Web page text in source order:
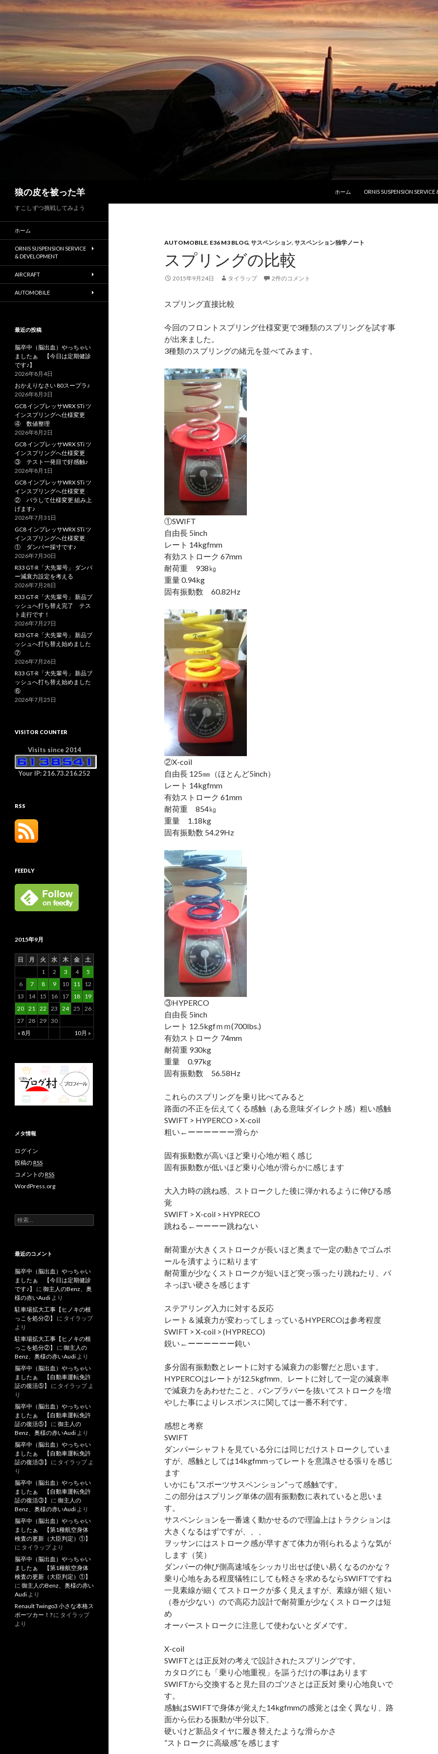
狼の皮を被った羊
ホーム
ORNIS SUSPENSION
AUTOMOBILE, E36 M3 BLOG, サスペンション, サスペンション独学ノート
スプリングの比較
2015年9月24日 タイラップ 2件のコメント
スプリング直接比較
今回のフロントスプリング仕様変更で3種類のスプリングを試す事
が出来ました。
3種類のスプリングの緒元を並べてみます。
①SWIFT
自由長 5inch
レート 14kgfmm
有効ストローク 67mm
耐荷重 938㎏
重量 0.94kg
固有振動数 60.82Hz
②X-coil
自由長 125㎜（ほとんど5inch）
レート 14kgfmm
有効ストローク 61mm
耐荷重 854㎏
重量 1.18kg
固有振動数 54.29Hz
③HYPERCO
自由長 5inch
レート 12.5kgfｍｍ(700lbs.)
有効ストローク 74mm
耐荷重 930kg
重量 0.97kg
固有振動数 56.58Hz
これらのスプリングを乗り比べてみると
路面の不正を伝えてくる感触（ある意味ダイレクト感）粗い感触
SWIFT > HYPERCO > X-coil
粗い←ーーーーーー滑らか
固有振動数が高いほど乗り心地が粗く感じ
固有振動数が低いほど乗り心地が滑らかに感じます
大入力時の跳ね感、ストロークした後に弾かれるように伸びる感
覚
SWIFT > X-coil > HYPRECO
跳ねる←ーーーー跳ねない
耐荷重が大きくストロークが長いほど奥まで一定の動きでゴムボ
ールを潰すように粘ります
耐荷重が少なくストロークが短いほど突っ張ったり跳ねたり、バ
ネっぽい硬さを感じます
ステアリング入力に対する反応
レート＆減衰力が変わってしまっているHYPERCOは参考程度
SWIFT > X-coil > (HYPRECO)
鋭い←ーーーーーー鈍い
多分固有振動数とレートに対する減衰力の影響だと思います。
HYPERCOはレートが12.5kgfmm、レートに対して一定の減衰率
で減衰力をあわせたこと、バンプラバーを抜いてストロークを増
やした事によりレスポンスに関しては一番不利です。
感想と考察
SWIFT
ダンパーシャフトを見ている分には同じだけストロークしていま
すが、感触としては14kgfmmってレートを意識させる張りを感じ
ます
いかにも”スポーツサスペンション”って感触です。
この部分はスプリング単体の固有振動数に表れていると思いま
す。
サスペンションを一番速く動かせるので理論上はトラクションは
大きくなるはずですが、、、
ヲッサンにはストローク感が早すぎて体力が削られるような気が
します（笑）
ダンパーの伸び側高速域をシッカリ出せば使い易くなるのかな？
乗り心地をある程度犠牲にしても軽さを求めるならSWIFTですね
一見素線が細くてストロークが多く見えますが、素線が細く短い
（巻が少ない）ので高応力設計で耐荷重が少なくストロークは短
め
オーバーストロークに注意して使わないとダメです。
X-coil
SWIFTとは正反対の考えで設計されたスプリングです。
カタログにも「乗り心地重視」を謳うだけの事はあります
SWIFTから交換すると見た目のゴツさとは正反対 乗り心地良いで
す。
感触はSWIFTで身体が覚えた14kgfmmの感覚とは全く異なり、路
面から伝わる振動が半分以下、
硬いけど新品タイヤに履き替えたような滑らかさ
”ストロークに高級感”を感じます
すこしずつ挑戦してみよう
ホーム
ORNIS SUSPENSION SERVICE
& DEVELOPMENT
AIRCRAFT
AUTOMOBILE
最近の投稿
脳卒中（脳出血）やっちゃい
ましたぁ 【今日は定期健診
です♪】
2026年8月4日
おかえりなさい 80スープラ♪
2026年8月3日
GC8 インプレッサWRX STi ツ
インスプリングへ仕様変更
④ 数値整理
2026年8月2日
GC8 インプレッサWRX STi ツ
インスプリングへ仕様変更
③ テスト一発目で好感触♪
2026年8月1日
GC8 インプレッサWRX STi ツ
インスプリングへ仕様変更
② バラして仕様変更 組み上
げます♪
2026年7月31日
GC8 インプレッサWRX STi ツ
インスプリングへ仕様変更
① ダンパー採寸です♪
2026年7月30日
R33 GT-R「大先輩号」 ダンパ
ー減衰力設定を考える
2026年7月28日
R33 GT-R「大先輩号」 新品ブ
ッシュへ打ち替え完了 テス
ト走行です！
2026年7月27日
R33 GT-R「大先輩号」 新品ブ
ッシュへ打ち替え始めました
⑦
2026年7月26日
R33 GT-R「大先輩号」 新品ブ
ッシュへ打ち替え始めました
⑥
2026年7月25日
VISITOR COUNTER
Visits since 2014
Your IP: 216.73.216.252
RSS
FEEDLY
2015年9月
日 月 火 水 木 金 土
« 8月 10月 »
1 2 3 4
5
6
7 8 9 10 11
12
13
14 15 16 17 18
19
20 21 22 23 24 25
26
27 28 29 30
メタ情報
ログイン
投稿のRSS
コメントのRSS
WordPress.org
検
索
最近のコメント
脳卒中（脳出血）やっちゃい
ましたぁ 【今日は定期健診
です♪】
に 御主人のBenz、奥
様の赤いAudi より
駐車場拡大工事【ヒノキの根
っこを処分②】
に タイラップ
より
駐車場拡大工事【ヒノキの根
っこを処分②】
に 御主人の
Benz、奥様の赤いAudi より
脳卒中（脳出血）やっちゃい
ましたぁ 【自動車運転免許
証の復活⑤】
に タイラップよ
り
脳卒中（脳出血）やっちゃい
ましたぁ 【自動車運転免許
証の復活⑤】
に 御主人の
Benz、奥様の赤いAudi より
脳卒中（脳出血）やっちゃい
ましたぁ 【自動車運転免許
証の復活③】
に タイラップよ
り
脳卒中（脳出血）やっちゃい
ましたぁ 【自動車運転免許
証の復活③】
に 御主人の
Benz、奥様の赤いAudi より
脳卒中（脳出血）やっちゃい
ましたぁ 【第1種航空身体
検査の更新（大臣判定）①】
に タイラップより
脳卒中（脳出血）やっちゃい
ましたぁ 【第1種航空身体
検査の更新（大臣判定）①】
に 御主人のBenz、奥様の赤い
Audi より
Renault Twingo3 小さな本格ス
ポーツカー！? に タイラップ
より